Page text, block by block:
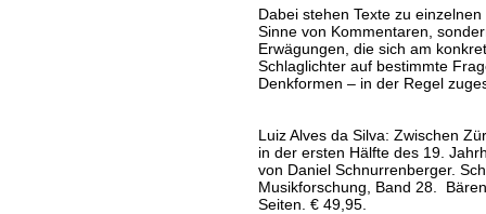
Dabei stehen Texte zu
Sinne von Kommentaren,
Erwägungen, die sich am
Schlaglichter auf bestimmte
Denkformen – in der Regel
Luiz Alves da Silva: Zwischen
in der ersten Hälfte des 19.
von Daniel Schnurrenberger.
Musikforschung, Band 28.
Seiten. € 49,95.